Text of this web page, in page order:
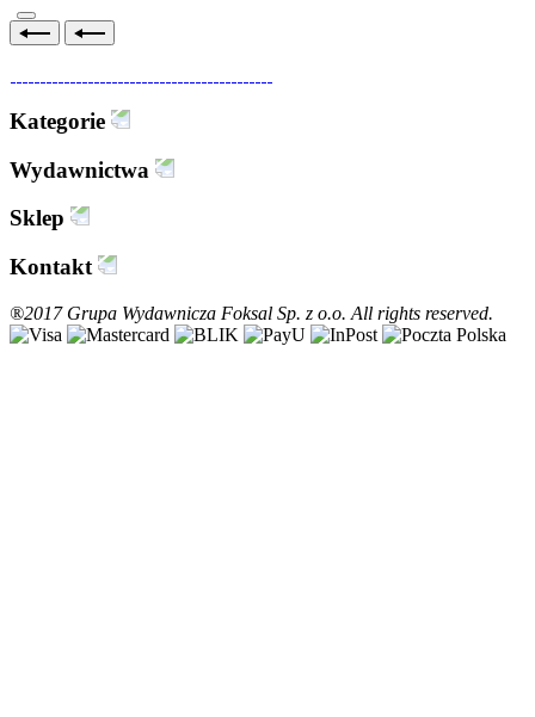
Kategorie
Wydawnictwa
Sklep
Kontakt
®2017 Grupa Wydawnicza Foksal Sp. z o.o. All rights reserved.